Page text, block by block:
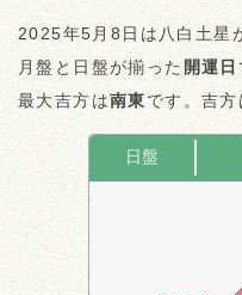
2025年5月8日は八白土星
月盤と日盤が揃った 開運日
最大吉方は南東です。吉方
日盤